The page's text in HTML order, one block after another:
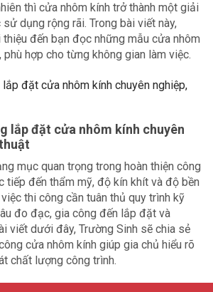
thì cửa nhôm kính trở thành một giải
dụng rộng rãi. Trong bài viết này,
đến bạn đọc những mẫu cửa nhôm
phù hợp cho từng không gian làm việc.
lắp đặt cửa nhôm kính chuyên
mục quan trọng trong hoàn thiện công
tiếp đến thẩm mỹ, độ kín khít và độ bền
thi công cần tuân thủ quy trình kỹ
đo đạc, gia công đến lắp đặt và
viết dưới đây, Trường Sinh sẽ chia sẻ
cửa nhôm kính giúp gia chủ hiểu rõ
chất lượng công trình.